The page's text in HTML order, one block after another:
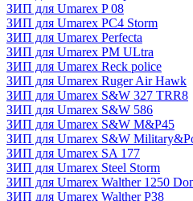
ЗИП для Umarex P 08
ЗИП для Umarex PC4 Storm
ЗИП для Umarex Perfecta
ЗИП для Umarex PM ULtra
ЗИП для Umarex Reck police
ЗИП для Umarex Ruger Air Hawk
ЗИП для Umarex S&W 327 TRR8
ЗИП для Umarex S&W 586
ЗИП для Umarex S&W M&P45
ЗИП для Umarex S&W
ЗИП для Umarex SA 177
ЗИП для Umarex Steel Storm
ЗИП для Umarex Walther 1250
ЗИП для Umarex Walther P38